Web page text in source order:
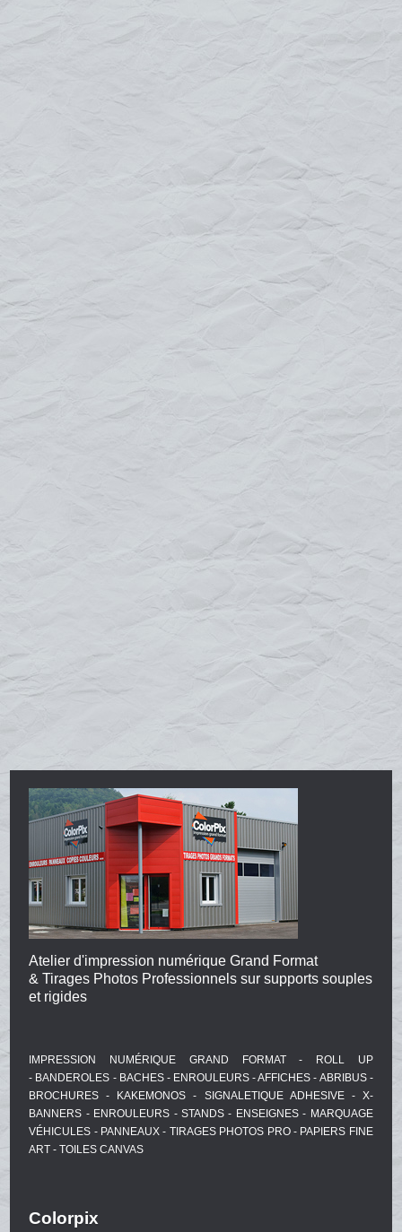
Atelier d'impression numérique Grand Format
& Tirages Photos Professionnels sur supports souples
et rigides
IMPRESSION NUMÉRIQUE GRAND FORMAT - ROLL UP
- BANDEROLES - BACHES - ENROULEURS - AFFICHES - ABRIBUS -
BROCHURES - KAKEMONOS - SIGNALETIQUE ADHESIVE - X-
BANNERS - ENROULEURS - STANDS - ENSEIGNES - MARQUAGE
VÉHICULES - PANNEAUX - TIRAGES PHOTOS PRO - PAPIERS FINE
ART - TOILES CANVAS
Colorpix